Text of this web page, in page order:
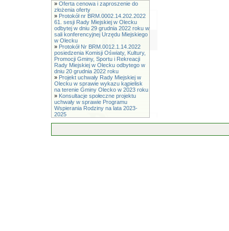
» Oferta cenowa i zaproszenie do
złożenia oferty
» Protokół nr BRM.0002.14.202.2022
61. sesji Rady Miejskiej w Olecku
odbytej w dniu 29 grudnia 2022 roku w
sali konferencyjnej Urzędu Miejskiego
w Olecku
» Protokół Nr BRM.0012.1.14.2022
posiedzenia Komisji Oświaty, Kultury,
Promocji Gminy, Sportu i Rekreacji
Rady Miejskiej w Olecku odbytego w
dniu 20 grudnia 2022 roku
» Projekt uchwały Rady Miejskiej w
Olecku w sprawie wykazu kąpielisk
na terenie Gminy Olecko w 2023 roku
» Konsultacje społeczne projektu
uchwały w sprawie Programu
Wspierania Rodziny na lata 2023-
2025